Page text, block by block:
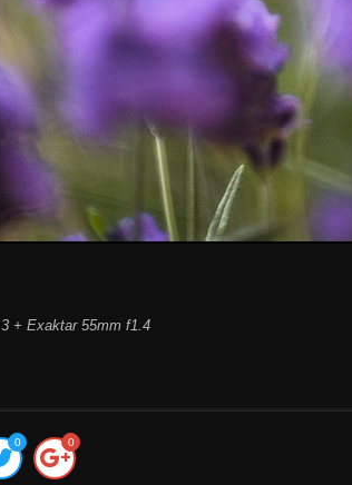
+ Exaktar 55mm f1.4
0 0